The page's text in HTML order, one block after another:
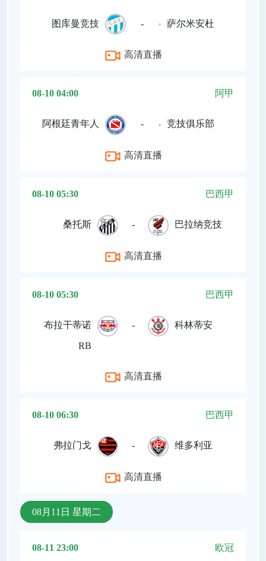
图库曼竞技 - 萨尔米安杜
高清直播
08-10 04:00 阿甲
阿根廷青年人 - 竞技俱乐部
高清直播
08-10 05:30 巴西甲
桑托斯 - 巴拉纳竞技
高清直播
08-10 05:30 巴西甲
布拉干蒂诺
RB
- 科林蒂安
高清直播
08-10 06:30 巴西甲
弗拉门戈 - 维多利亚
高清直播
08月11日 星期二
08-11 23:00 欧冠